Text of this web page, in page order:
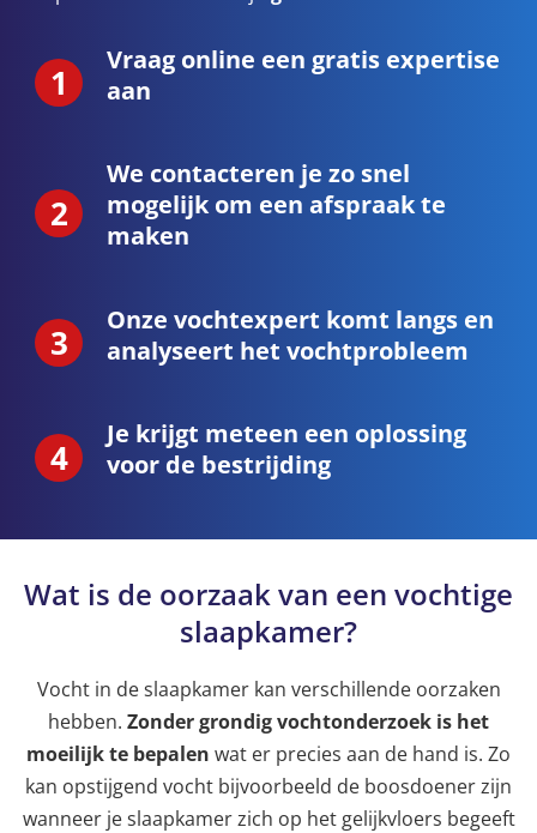
Vraag online een gratis expertise
aan
We contacteren je zo snel
mogelijk om een afspraak te
maken
Onze vochtexpert komt langs en
analyseert het vochtprobleem
Je krijgt meteen een oplossing
voor de bestrijding
Wat is de oorzaak van een vochtige
slaapkamer?
Vocht in de slaapkamer kan verschillende oorzaken
hebben. Zonder grondig vochtonderzoek is het
moeilijk te bepalen wat er precies aan de hand is. Zo
kan opstijgend vocht bijvoorbeeld de boosdoener zijn
wanneer je slaapkamer zich op het gelijkvloers begeeft